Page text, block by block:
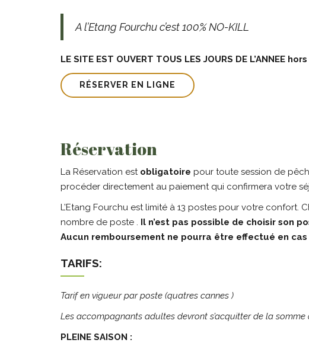
A l’Etang Fourchu c’est 100% NO-KILL
LE SITE EST OUVERT TOUS LES JOURS DE L’ANNEE
RÉSERVER EN LIGNE
Réservation
La Réservation est obligatoire pour toute session de
procéder directement au paiement qui confirmera votre
L’Etang Fourchu est limité à 13 postes pour votre
nombre de poste . Il n’est pas possible de choisir son
Aucun remboursement ne pourra être effectué en
TARIFS:
Tarif en vigueur par poste (quatres cannes )
Les accompagnants adultes devront s’acquitter de la
PLEINE SAISON :